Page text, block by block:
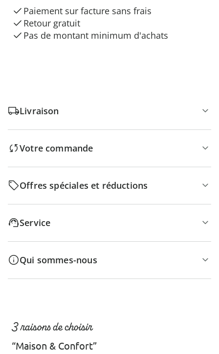
Paiement sur facture sans frais
Retour gratuit
Pas de montant minimum d'achats
Livraison
Votre commande
Offres spéciales et réductions
Service
Qui sommes-nous
3 raisons de choisir
“Maison & Confort”